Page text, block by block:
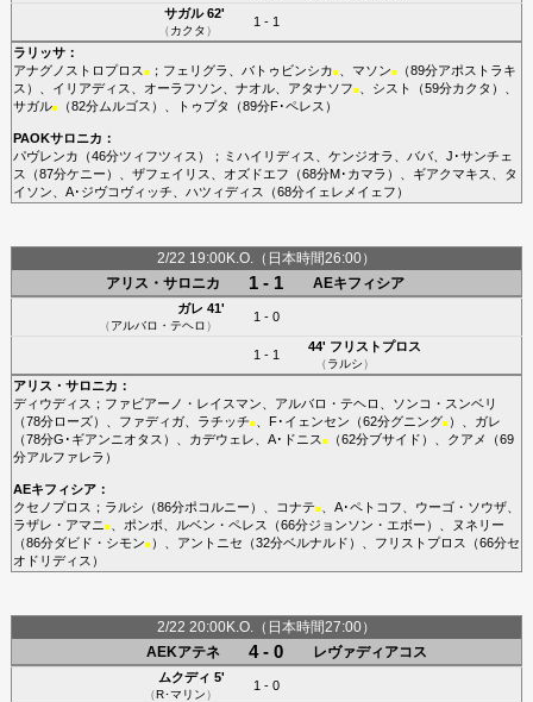
サガル62'
（カクタ）
1 - 1
ラリッサ：
アナグノストロプロス ■； フェリグラ バトゥビンシカ■、 マソン■（89分アポストラキ
ス ）、 イリアディス オーラフソン ナオル、 アタナソフ■、 シスト （59分カクタ ）、
サガル■（82分ムルゴス ）、 トゥプタ （89分F･ペレス ）
PAOKサロニカ ：
パヴレンカ （46分ツィフツィス ）； ミハイリディス ケンジオラ ババ、 J･サンチェ
ス
（87分ケニー ）、 ザフェイリス オズドエフ （68分M･カマラ ）、 ギアクマキス
タ
イソン
A･ジヴコヴィッチ ハツィディス （68分イェレメイェフ ）
2/22 19:00K.O.（日本時間26:00）
アリス・サロニカ
1 - 1 AEキフィシア
ガレ 41'
（アルバロ・テヘロ ）
1 - 0
1 - 1
44' フリストプロス
（ラルシ）
アリス・サロニカ ：
ディウディス ； ファビアーノ・レイスマン アルバロ・テヘロ
ソンコ・スンベリ
（78分ローズ）、 ファディガ、 ラチッチ■、 F･イェンセン （62分グニング■）、 ガレ
（78分G･ギアンニオタス ）、 カデウェレ A･ドニス ■（62分ブサイド ）、 クアメ
（69
分アルファレラ ）
AEキフィシア：
クセノプロス ； ラルシ （86分ポコルニー ）、 コナテ■、 A･ペトコフ ウーゴ・ソウザ、
ラザレ・アマニ ■、 ポンボ、 ルベン・ペレス （66分ジョンソン・エボー ）、
ヌネリー
（86分ダビド・シモン■）、 アントニセ （32分ベルナルド ）、 フリストプロス （66分セ
オドリディス ）
2/22 20:00K.O.（日本時間27:00）
AEKアテネ
4 - 0 レヴァディアコス
ムクディ 5'
（R･マリン）
1 - 0